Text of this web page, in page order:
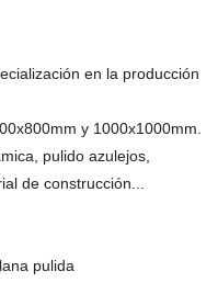
en la producción
y 1000x1000mm.
pulido azulejos,
de construcción...
pulida